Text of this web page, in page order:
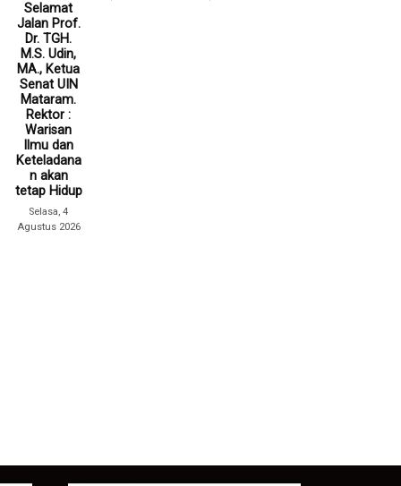
Selamat
Jalan Prof.
Dr. TGH.
M.S. Udin,
MA., Ketua
Senat UIN
Mataram.
Rektor :
Warisan
Ilmu dan
Keteladana
n akan
tetap Hidup
Selasa, 4
Agustus 2026